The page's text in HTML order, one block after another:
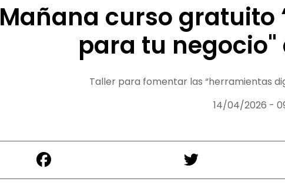
Mañana curso gratuito
para tu negocio"
Taller para fomentar las “herramientas
14/04/2026 -